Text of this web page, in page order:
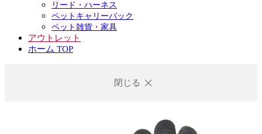
リード・ハーネス
ペットキャリーバック
ペット雑貨・家具
アウトレット
ホーム TOP
閉じる